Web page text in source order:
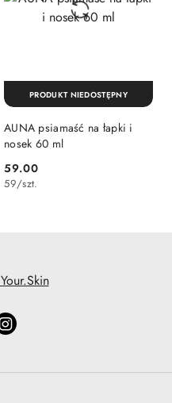
AUNA psiamaść na łapki i
nosek 60 ml
Cena:
59.00
59/szt.
PRODUKT NIEDOSTĘPNY